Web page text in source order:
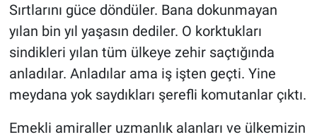
Sırtlarını güce döndüler. Bana dokunmayan
yılan bin yıl yaşasın dediler. O korktukları
sindikleri yılan tüm ülkeye zehir saçtığında
anladılar. Anladılar ama iş işten geçti. Yine
meydana yok saydıkları şerefli komutanlar çıktı.
Emekli amiraller uzmanlık alanları ve ülkemizin